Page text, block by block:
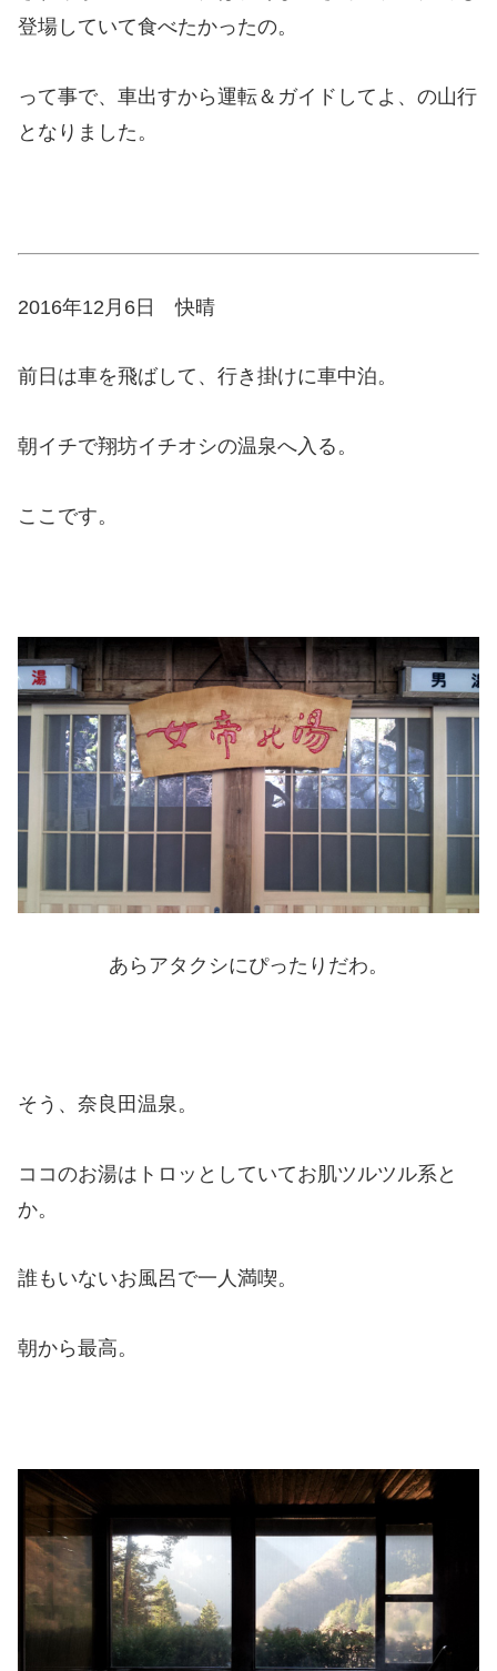
登場していて食べたかったの。
って事で、車出すから運転＆ガイドしてよ、の山行
となりました。
2016年12月6日 快晴
前日は車を飛ばして、行き掛けに車中泊。
朝イチで翔坊イチオシの温泉へ入る。
ここです。
あらアタクシにぴったりだわ。
そう、奈良田温泉。
ココのお湯はトロッとしていてお肌ツルツル系と
か。
誰もいないお風呂で一人満喫。
朝から最高。